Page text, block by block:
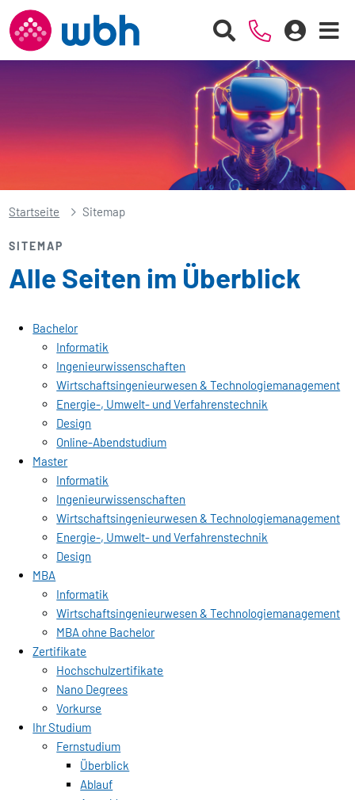
Startseite Sitemap
SITEMAP
Alle Seiten im Überblick
Bachelor
Informatik
Ingenieurwissenschaften
Wirtschaftsingenieurwesen & Technologiemanagement
Energie-, Umwelt- und Verfahrenstechnik
Design
Online-Abendstudium
Master
Informatik
Ingenieurwissenschaften
Wirtschaftsingenieurwesen & Technologiemanagement
Energie-, Umwelt- und Verfahrenstechnik
Design
MBA
Informatik
Wirtschaftsingenieurwesen & Technologiemanagement
MBA ohne Bachelor
Zertifikate
Hochschulzertifikate
Nano Degrees
Vorkurse
Ihr Studium
Fernstudium
Überblick
Ablauf